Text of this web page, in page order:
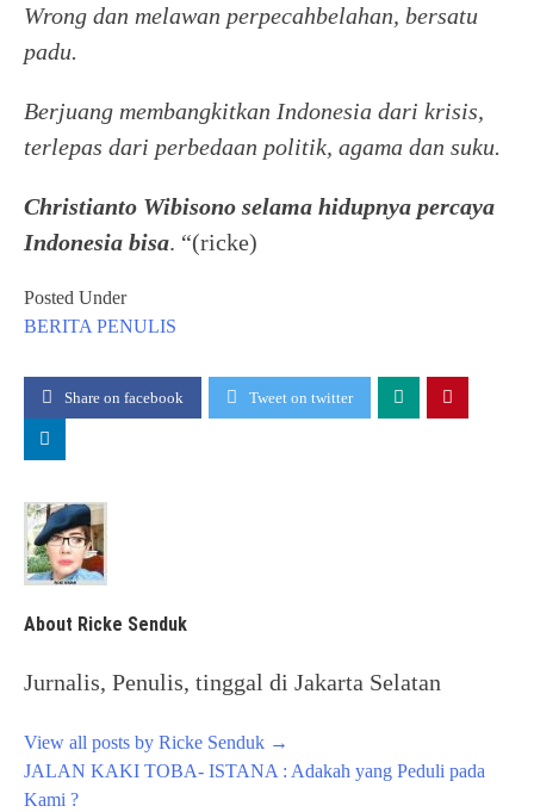
Wrong dan melawan perpecahbelahan, bersatu
padu.
Berjuang membangkitkan Indonesia dari krisis,
terlepas dari perbedaan politik, agama dan suku.
Christianto Wibisono selama hidupnya percaya
Indonesia bisa. “(ricke)
Posted Under
BERITA PENULIS
Share on facebook Tweet on twitter
About Ricke Senduk
Jurnalis, Penulis, tinggal di Jakarta Selatan
View all posts by Ricke Senduk →
Post
navigation
JALAN KAKI TOBA- ISTANA : Adakah yang Peduli pada
Kami ?